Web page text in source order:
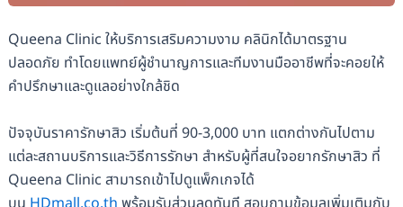
Queena Clinic ให้บริการเสริมความงาม คลินิกได้มาตรฐาน
ปลอดภัย ทำโดยแพทย์ผู้ชำนาญการและทีมงานมืออาชีพที่จะคอยให้
คำปรึกษาและดูแลอย่างใกล้ชิด
ปัจจุบันราคารักษาสิว เริ่มต้นที่ 90-3,000 บาท แตกต่างกันไปตาม
แต่ละสถานบริการและวิธีการรักษา สำหรับผู้ที่สนใจอยากรักษาสิว ที่
Queena Clinic สามารถเข้าไปดูแพ็กเกจได้